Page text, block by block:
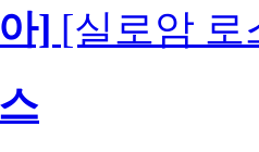
] [실로암 로